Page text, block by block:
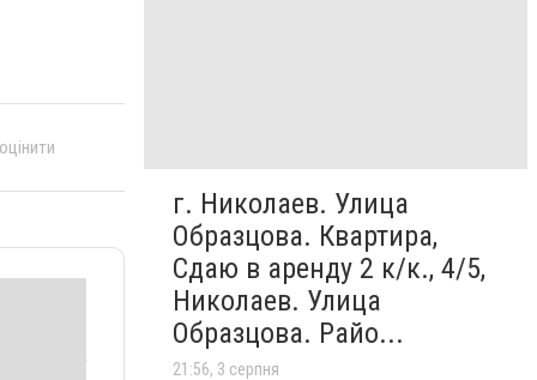
г. Николаев. Улица
Образцова. Квартира,
Сдаю в аренду 2 к/к., 4/5,
Николаев. Улица
Образцова. Райо...
21:56, 3 серпня